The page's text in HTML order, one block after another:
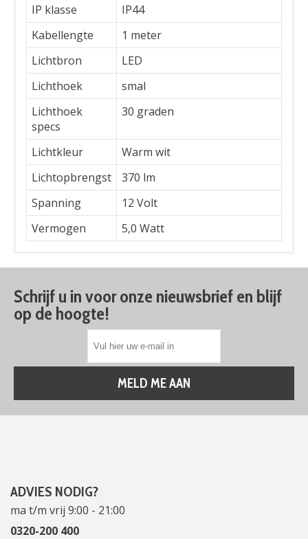
IP klasse
IP44
Kabellengte
1 meter
Lichtbron
LED
Lichthoek
smal
Lichthoek
specs
30 graden
Lichtkleur
Warm wit
Lichtopbrengst
370 lm
Spanning
12 Volt
Vermogen
5,0 Watt
Schrijf u in voor onze nieuwsbrief en blijf
op de hoogte!
ADVIES NODIG?
ma t/m vrij 9:00 - 21:00
0320-200 400